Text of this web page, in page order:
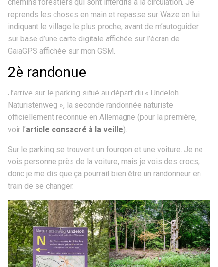
chemins forestiers qui sont interdits à la circulation. Je
reprends les choses en main et repasse sur Waze en lui
indiquant le village le plus proche, avant de m’autoguider
sur base d’une carte digitale affichée sur l’écran de
GaiaGPS affichée sur mon GSM.
2è randonue
J’arrive sur le parking situé au départ du « Undeloh
Naturistenweg », la seconde randonnée naturiste
officiellement reconnue en Allemagne (pour la première,
voir l’article consacré à la veille).
Sur le parking se trouvent un fourgon et une voiture. Je ne
vois personne près de la voiture, mais je vois des crocs,
donc je me dis que ça pourrait bien être un randonneur en
train de se changer.